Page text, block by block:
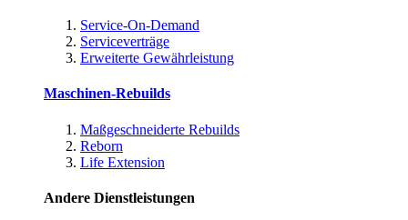
Service-On-Demand
Serviceverträge
Erweiterte Gewährleistung
Maschinen-Rebuilds
Maßgeschneiderte Rebuilds
Reborn
Life Extension
Andere Dienstleistungen